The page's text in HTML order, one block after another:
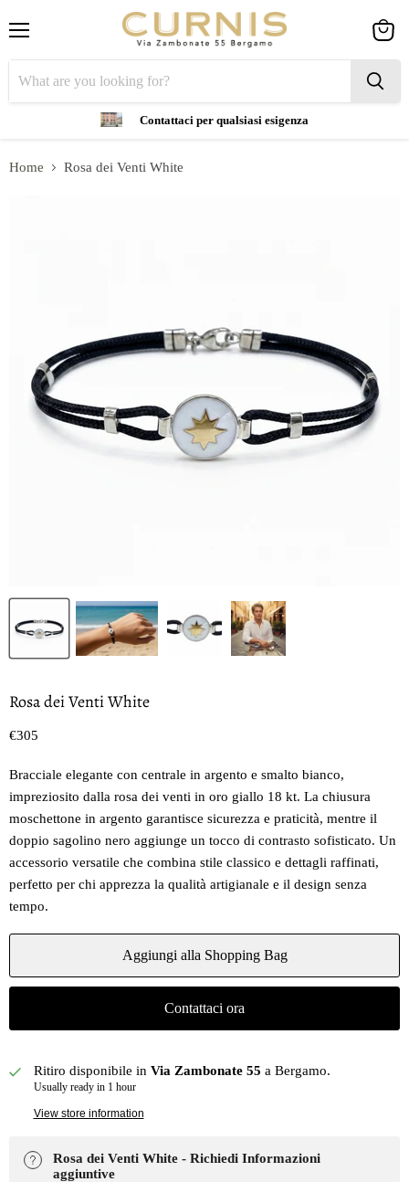
Contattaci per qualsiasi esigenza
cart
Home Rosa dei Venti White
Rosa dei Venti White
Prezzo oggi
€305
Bracciale elegante con centrale in argento e smalto bianco,
impreziosito dalla rosa dei venti in oro giallo 18 kt. La chiusura
moschettone in argento garantisce sicurezza e praticità, mentre il
doppio sagolino nero aggiunge un tocco di contrasto sofisticato. Un
accessorio versatile che combina stile classico e dettagli raffinati,
perfetto per chi apprezza la qualità artigianale e il design senza
tempo.
Aggiungi alla Shopping Bag
Contattaci ora
Ritiro disponibile in Via Zambonate 55 a Bergamo.
Usually ready in 1 hour
View store information
Rosa dei Venti White - Richiedi Informazioni
aggiuntive